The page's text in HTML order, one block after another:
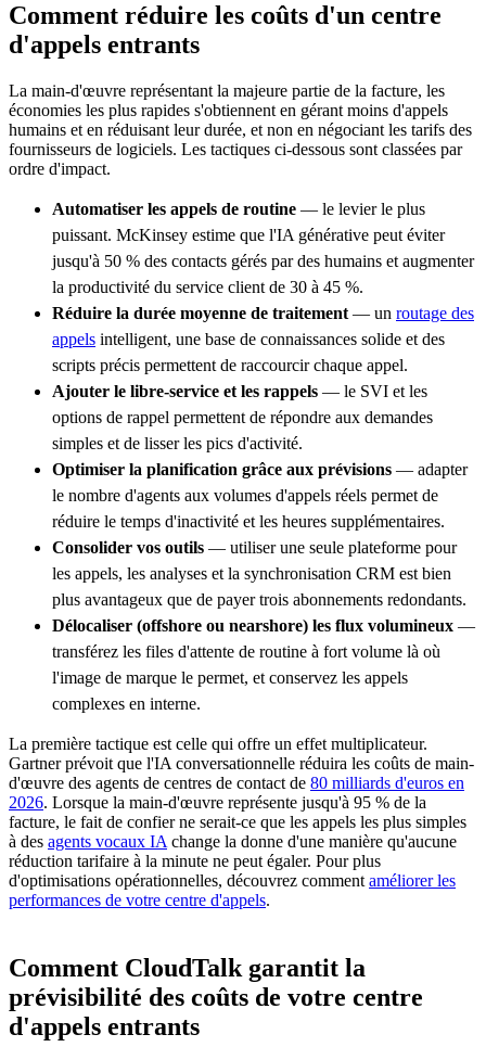
Comment réduire les coûts d'un centre
d'appels entrants
La main-d'œuvre représentant la majeure partie de la facture, les
économies les plus rapides s'obtiennent en gérant moins d'appels
humains et en réduisant leur durée, et non en négociant les tarifs des
fournisseurs de logiciels. Les tactiques ci-dessous sont classées par
ordre d'impact.
Automatiser les appels de routine — le levier le plus
puissant. McKinsey estime que l'IA générative peut éviter
jusqu'à 50 % des contacts gérés par des humains et augmenter
la productivité du service client de 30 à 45 %.
Réduire la durée moyenne de traitement— un routage des
appels intelligent, une base de connaissances solide et des
scripts précis permettent de raccourcir chaque appel.
Ajouter le libre-service et les rappels — le SVI et les
options de rappel permettent de répondre aux demandes
simples et de lisser les pics d'activité.
Optimiser la planification grâce aux prévisions — adapter
le nombre d'agents aux volumes d'appels réels permet de
réduire le temps d'inactivité et les heures supplémentaires.
Consolider vos outils — utiliser une seule plateforme pour
les appels, les analyses et la synchronisation CRM est bien
plus avantageux que de payer trois abonnements redondants.
Délocaliser (offshore ou nearshore) les flux volumineux —
transférez les files d'attente de routine à fort volume là où
l'image de marque le permet, et conservez les appels
complexes en interne.
La première tactique est celle qui offre un effet multiplicateur.
Gartner prévoit que l'IA conversationnelle réduira les coûts de main-
d'œuvre des agents de centres de contact de 80 milliards d'euros en
2026. Lorsque la main-d'œuvre représente jusqu'à 95 % de la
facture, le fait de confier ne serait-ce que les appels les plus simples
à des agents vocaux IAchange la donne d'une manière qu'aucune
réduction tarifaire à la minute ne peut égaler. Pour plus
d'optimisations opérationnelles, découvrez commentaméliorer les
performances de votre centre d'appels.
Comment CloudTalk garantit la
prévisibilité des coûts de votre centre
d'appels entrants